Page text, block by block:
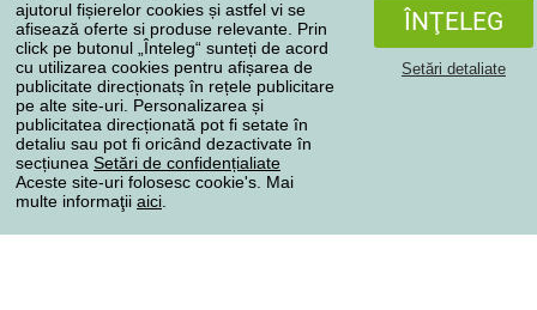
ajutorul fișierelor cookies și astfel vi se
afisează oferte si produse relevante. Prin
click pe butonul „Înteleg“ sunteți de acord
cu utilizarea cookies pentru afișarea de
publicitate direcționatș în rețele publicitare
pe alte site-uri. Personalizarea și
publicitatea direcționată pot fi setate în
detaliu sau pot fi oricând dezactivate în
secțiunea Setări de confidențialiate
Aceste site-uri folosesc cookie's. Mai
multe informaţii aici
ÎNŢELEG
Setări detaliate
Metode de transport
Metode de plată